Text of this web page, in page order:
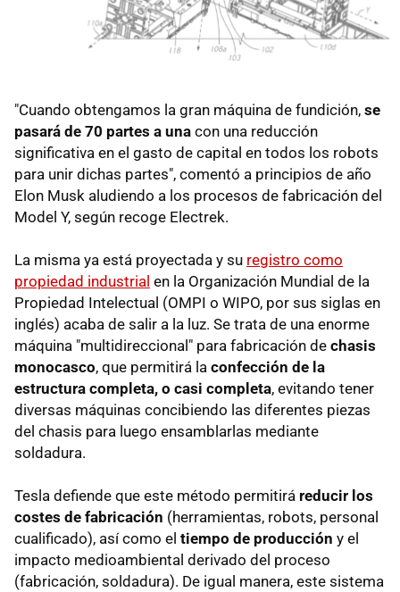
"Cuando obtengamos la gran máquina de fundición, se
pasará de 70 partes a una con una reducción
significativa en el gasto de capital en todos los robots
para unir dichas partes", comentó a principios de año
Elon Musk aludiendo a los procesos de fabricación del
Model Y, según recoge Electrek.
La misma ya está proyectada y su registro como
propiedad industrial en la Organización Mundial de la
Propiedad Intelectual (OMPI o WIPO, por sus siglas en
inglés) acaba de salir a la luz. Se trata de una enorme
máquina "multidireccional" para fabricación de chasis
monocasco, que permitirá la confección de la
estructura completa, o casi completa, evitando tener
diversas máquinas concibiendo las diferentes piezas
del chasis para luego ensamblarlas mediante
soldadura.
Tesla defiende que este método permitirá reducir los
costes de fabricación (herramientas, robots, personal
cualificado), así como el tiempo de producción y el
impacto medioambiental derivado del proceso
(fabricación, soldadura). De igual manera, este sistema